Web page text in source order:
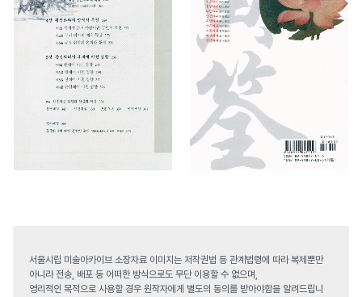
서울시립 미술아카이브 소장자료 이미지는 저작권법 등 관계법령에 따라 복제뿐만
아니라 전송, 배포 등 어떠한 방식으로도 무단 이용할 수 없으며,
영리적인 목적으로 사용할 경우 원작자에게 별도의 동의를 받아야함을 알려드립니